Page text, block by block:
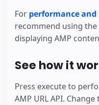
For performance
recommend using the
displaying AMP
See how it
Press execute to
AMP URL API.